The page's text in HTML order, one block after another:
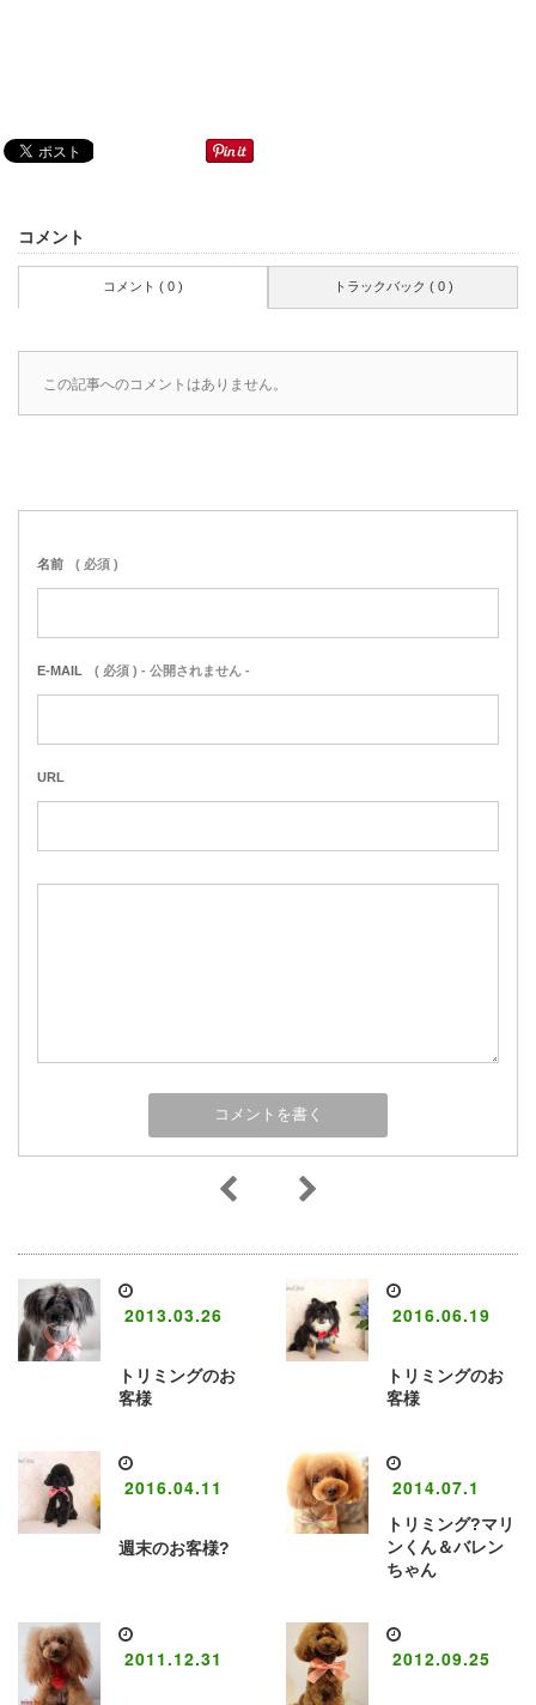
コメント
コメント ( 0 ) トラックバック ( 0 )
この記事へのコメントはありません。
名前 ( 必須 )
E-MAIL ( 必須 ) - 公開されません -
URL
2013.03.26
トリミングのお
客様
2016.06.19
トリミングのお
客様
2016.04.11
週末のお客様?
2014.07.1
トリミング?マリ
ンくん＆バレン
ちゃん
2011.12.31 2012.09.25